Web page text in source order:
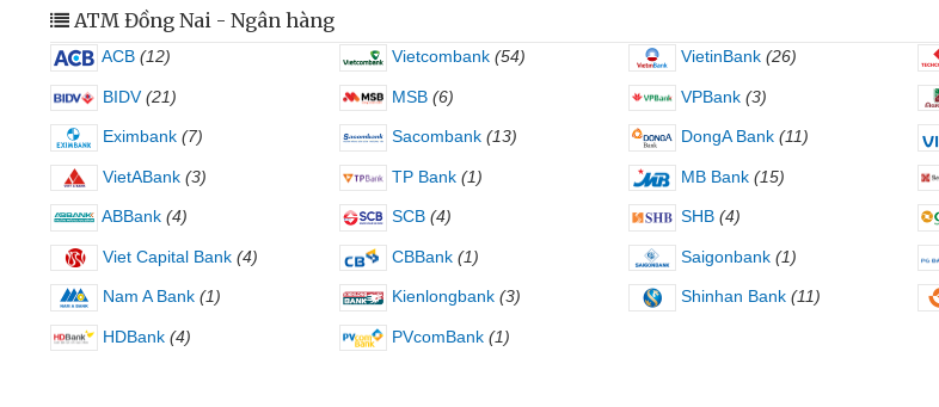
ATM Đồng Nai - Ngân hàng
ACB (12) Vietcombank (54) VietinBank (26)
BIDV (21) MSB (6) VPBank (3)
Eximbank (7) Sacombank (13) DongA Bank (11)
VietABank (3) TP Bank (1) MB Bank (15)
ABBank (4) SCB (4) SHB (4)
Viet Capital Bank (4) CBBank (1) Saigonbank (1)
Nam A Bank (1) Kienlongbank (3) Shinhan Bank (11)
HDBank (4) PVcomBank (1)